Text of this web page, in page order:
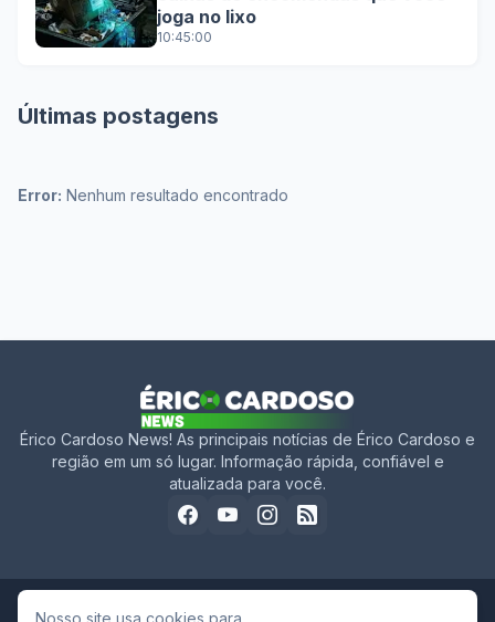
joga no lixo
10:45:00
Últimas postagens
Error: Nenhum resultado encontrado
Érico Cardoso News! As principais notícias de Érico Cardoso e
região em um só lugar. Informação rápida, confiável e
atualizada para você.
Nosso site usa cookies para